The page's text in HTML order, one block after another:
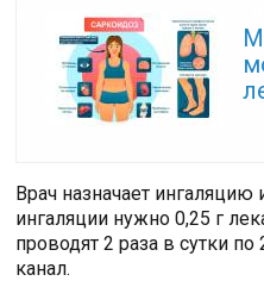
Врач назначает
ингаляции нужно 0,25 г
проводят 2 раза в сутки
канал.